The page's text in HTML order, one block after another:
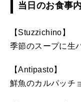
当日のお食事
【Stuzzichino】
季節のスープに生
【Antipasto】
鮮魚のカルパッチ